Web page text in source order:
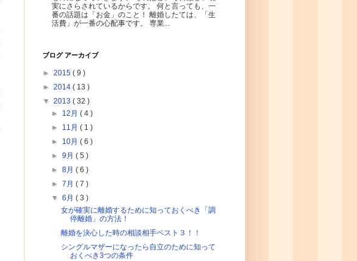
実にさらされているからです。 何と言っても、一
番の話題は「お金」のこと！ 離婚したては、「生
活費」が一番の心配事です。 専業...
ブログ アーカイブ
► 2015 ( 9 )
► 2014 ( 13 )
▼ 2013 ( 32 )
► 12月( 4 )
► 11月( 1 )
► 10月( 6 )
►9月( 5 )
►8月( 6 )
►7月( 7 )
▼6月( 3 )
女が確実に離婚するために知っておくべき「調
停離婚」の方法！
離婚を決心した時の相談相手ベスト３！！
シングルマザーになったら自立のために知って
おくべき3つの条件